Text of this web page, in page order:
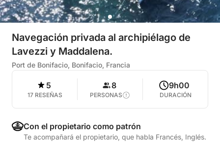
Navegación privada al archipiélago de
Lavezzi y Maddalena.
Port de Bonifacio, Bonifacio, Francia
5
17 RESEÑAS
8
PERSONAS
9h00
DURACIÓN
Con el propietario como patrón
Te acompañará el propietario, que habla Francés, Inglés.